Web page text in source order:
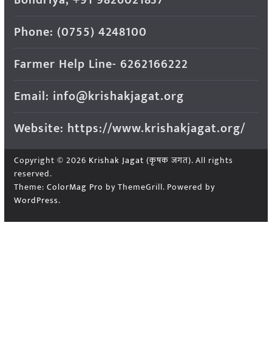
Phone: (0755) 4248100
Farmer Help Line- 6262166222
Email: info@krishakjagat.org
Website: https://www.krishakjagat.org/
Copyright © 2026 Krishak Jagat (कृषक जगत). All rights
reserved.
Theme: ColorMag Pro by ThemeGrill. Powered by
WordPress.